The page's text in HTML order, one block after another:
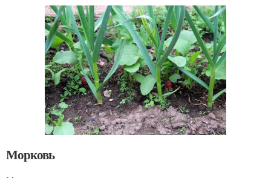
Морковь